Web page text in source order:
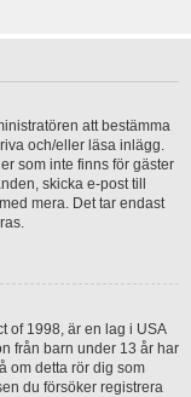
att bestämma
och/eller läsa inlägg.
som inte finns för gäster
skicka e-post till
mera. Det tar endast
of 1998, är en lag i USA
från barn under 13 år har
om detta rör dig som
du försöker registrera